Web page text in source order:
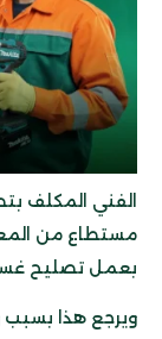
الفني المكلف
مستطاع من
بعمل تصليح
ويرجع هذا بسبب